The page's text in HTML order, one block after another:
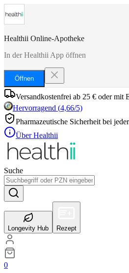
Healthii Online-Apotheke
In der Healthii App öffnen
Öffnen
Versandkostenfrei ab 25 € oder mit
Hervorragend (4,66/5)
Pharmazeutische Sicherheit bei
Über Healthii
Suche
Longevity Hub Rezept
0